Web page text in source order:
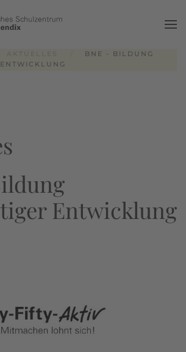
springen
BNE - BILDUNG
Entwicklung